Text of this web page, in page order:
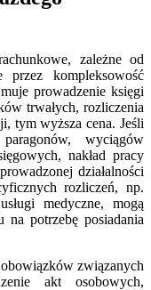
zależne od
przez kompleksowość
prowadzenie księgi
trwałych, rozliczenia
tym wyższa cena. Jeśli
wyciągów
nakład pracy
działalności
rozliczeń, np.
medyczne, mogą
na potrzebę posiadania
związanych
akt osobowych,